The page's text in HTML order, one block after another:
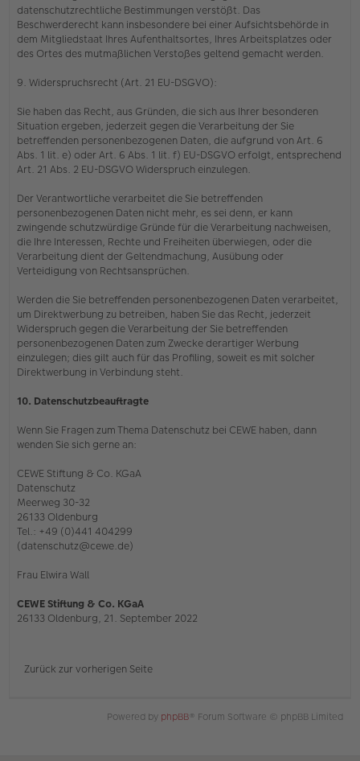
datenschutzrechtliche Bestimmungen verstößt. Das
Beschwerderecht kann insbesondere bei einer Aufsichtsbehörde in
dem Mitgliedstaat Ihres Aufenthaltsortes, Ihres Arbeitsplatzes oder
des Ortes des mutmaßlichen Verstoßes geltend gemacht werden.
9. Widerspruchsrecht (Art. 21 EU-DSGVO):
Sie haben das Recht, aus Gründen, die sich aus Ihrer besonderen
Situation ergeben, jederzeit gegen die Verarbeitung der Sie
betreffenden personenbezogenen Daten, die aufgrund von Art. 6
Abs. 1 lit. e) oder Art. 6 Abs. 1 lit. f) EU-DSGVO erfolgt, entsprechend
Art. 21 Abs. 2 EU-DSGVO Widerspruch einzulegen.
Der Verantwortliche verarbeitet die Sie betreffenden
personenbezogenen Daten nicht mehr, es sei denn, er kann
zwingende schutzwürdige Gründe für die Verarbeitung nachweisen,
die Ihre Interessen, Rechte und Freiheiten überwiegen, oder die
Verarbeitung dient der Geltendmachung, Ausübung oder
Verteidigung von Rechtsansprüchen.
Werden die Sie betreffenden personenbezogenen Daten verarbeitet,
um Direktwerbung zu betreiben, haben Sie das Recht, jederzeit
Widerspruch gegen die Verarbeitung der Sie betreffenden
personenbezogenen Daten zum Zwecke derartiger Werbung
einzulegen; dies gilt auch für das Profiling, soweit es mit solcher
Direktwerbung in Verbindung steht.
10. Datenschutzbeauftragte
Wenn Sie Fragen zum Thema Datenschutz bei CEWE haben, dann
wenden Sie sich gerne an:
CEWE Stiftung & Co. KGaA
Datenschutz
Meerweg 30-32
26133 Oldenburg
Tel.: +49 (0)441 404299
(datenschutz@cewe.de)
Frau Elwira Wall
CEWE Stiftung & Co. KGaA
26133 Oldenburg, 21. September 2022
Zurück zur vorherigen Seite
Powered by phpBB® Forum Software © phpBB Limited